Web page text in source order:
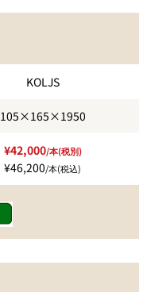
KOLJS
105×165×1950
¥42,000/本(税別)
¥46,200/本(税込)